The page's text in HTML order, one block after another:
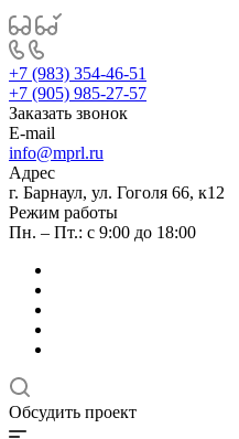
+7 (983) 354-46-51
+7 (905) 985-27-57
Заказать звонок
E-mail
info@mprl.ru
Адрес
г. Барнаул, ул. Гоголя 66, к12
Режим работы
Пн. – Пт.: с 9:00 до 18:00
Обсудить проект